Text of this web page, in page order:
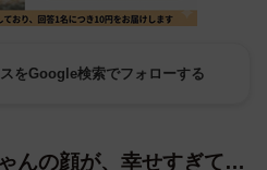
をGoogle検索でフォローする
んの顔が、幸せすぎて…